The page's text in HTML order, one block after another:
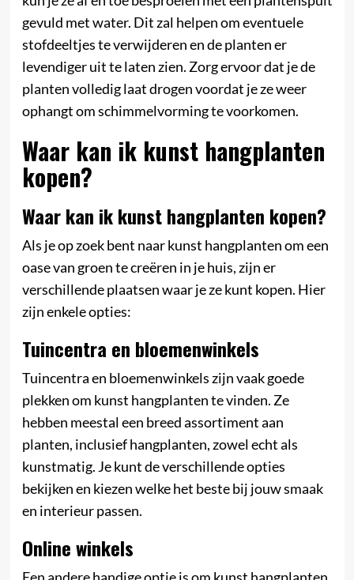
gevuld met water. Dit zal helpen om eventuele
stofdeeltjes te verwijderen en de planten er
levendiger uit te laten zien. Zorg ervoor dat je de
planten volledig laat drogen voordat je ze weer
ophangt om schimmelvorming te voorkomen.
Waar kan ik kunst hangplanten
kopen?
Waar kan ik kunst hangplanten kopen?
Als je op zoek bent naar kunst hangplanten om een
oase van groen te creëren in je huis, zijn er
verschillende plaatsen waar je ze kunt kopen. Hier
zijn enkele opties:
Tuincentra en bloemenwinkels
Tuincentra en bloemenwinkels zijn vaak goede
plekken om kunst hangplanten te vinden. Ze
hebben meestal een breed assortiment aan
planten, inclusief hangplanten, zowel echt als
kunstmatig. Je kunt de verschillende opties
bekijken en kiezen welke het beste bij jouw smaak
en interieur passen.
Online winkels